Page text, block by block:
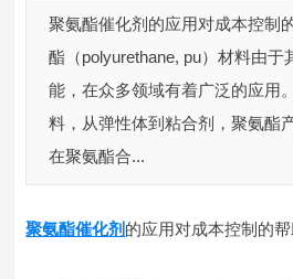
聚氨酯催化剂的应用对成本控制
酯（polyurethane, pu）材料由于
能，在众多领域有着广泛的应用
料，从弹性体到粘合剂，聚氨酯
在聚氨酯合...
聚氨酯催化剂 的应用对成本控制的帮